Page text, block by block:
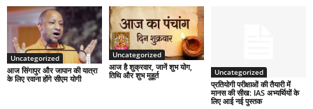
Uncategorized
आज सिंगापुर और जापान की यात्रा
के लिए रवाना होंगे सीएम योगी
Uncategorized
आज है शुक्रवार, जानें शुभ योग,
तिथि और शुभ मुहूर्त
Uncategorized
प्रतियोगी परीक्षाओं की तैयारी में
मानस की सीख: IAS अभ्यर्थियों के
लिए आई नई पुस्तक